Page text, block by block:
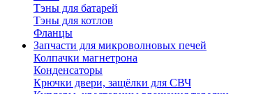
Тэны для батарей
Тэны для котлов
Фланцы
Запчасти для микроволновых печей
Колпачки магнетрона
Конденсаторы
Крючки двери, защёлки для СВЧ